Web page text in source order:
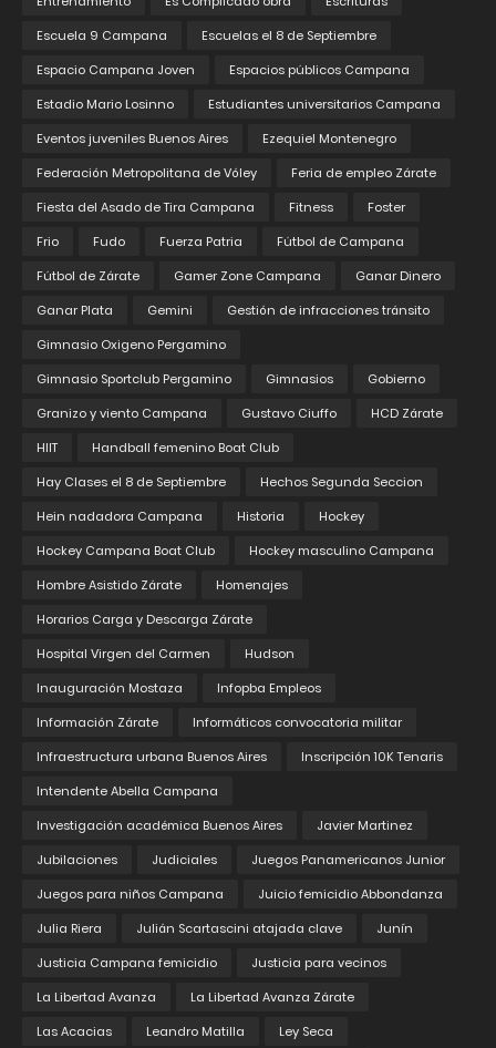
Escuela 9 Campana
Escuelas el 8 de Septiembre
Espacio Campana Joven
Espacios públicos Campana
Estadio Mario Losinno
Estudiantes universitarios Campana
Eventos juveniles Buenos Aires
Ezequiel Montenegro
Federación Metropolitana de Vóley
Feria de empleo Zárate
Fiesta del Asado de Tira Campana
Fitness
Foster
Frio
Fudo Fuerza Patria
Fútbol de Campana
Fútbol de Zárate
Gamer Zone Campana
Ganar Dinero
Ganar Plata
Gemini
Gestión de infracciones tránsito
Gimnasio Oxigeno Pergamino
Gimnasio Sportclub Pergamino
Gimnasios
Gobierno
Granizo y viento Campana
Gustavo Ciuffo
HCD Zárate
HIIT
Handball femenino Boat Club
Hay Clases el 8 de Septiembre
Hechos Segunda Seccion
Hein nadadora Campana
Historia
Hockey
Hockey Campana Boat Club
Hockey masculino Campana
Hombre Asistido Zárate
Homenajes
Horarios Carga y Descarga Zárate
Hospital Virgen del Carmen
Hudson
Inauguración Mostaza
Infopba Empleos
Información Zárate
Informáticos convocatoria militar
Infraestructura urbana Buenos Aires
Inscripción 10K Tenaris
Intendente Abella Campana
Investigación académica Buenos Aires
Javier Martinez
Jubilaciones
Judiciales
Juegos Panamericanos Junior
Juegos para niños Campana
Juicio femicidio Abbondanza
Julia Riera
Julián Scartascini atajada clave
Junín
Justicia Campana femicidio
Justicia para vecinos
La Libertad Avanza
La Libertad Avanza Zárate
Las Acacias
Leandro Matilla
Ley Seca